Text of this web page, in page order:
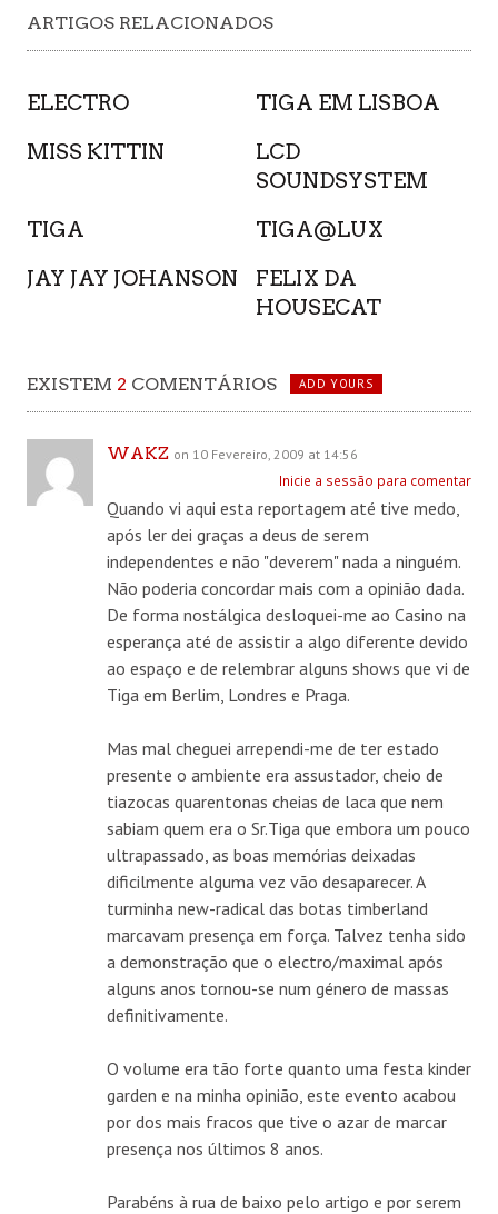
ARTIGOS RELACIONADOS
ELECTRO
TIGA EM LISBOA
MISS KITTIN
LCD
SOUNDSYSTEM
TIGA
TIGA@LUX
JAY JAY JOHANSON
FELIX DA
HOUSECAT
EXISTEM 2 COMENTÁRIOS ADD YOURS
WAKZ on 10 Fevereiro, 2009 at 14:56
Inicie a sessão para comentar
Quando vi aqui esta reportagem até tive medo,
após ler dei graças a deus de serem
independentes e não "deverem" nada a ninguém.
Não poderia concordar mais com a opinião dada.
De forma nostálgica desloquei-me ao Casino na
esperança até de assistir a algo diferente devido
ao espaço e de relembrar alguns shows que vi de
Tiga em Berlim, Londres e Praga.
Mas mal cheguei arrependi-me de ter estado
presente o ambiente era assustador, cheio de
tiazocas quarentonas cheias de laca que nem
sabiam quem era o Sr.Tiga que embora um pouco
ultrapassado, as boas memórias deixadas
dificilmente alguma vez vão desaparecer. A
turminha new-radical das botas timberland
marcavam presença em força. Talvez tenha sido
a demonstração que o electro/maximal após
alguns anos tornou-se num género de massas
definitivamente.
O volume era tão forte quanto uma festa kinder
garden e na minha opinião, este evento acabou
por dos mais fracos que tive o azar de marcar
presença nos últimos 8 anos.
Parabéns à rua de baixo pelo artigo e por serem